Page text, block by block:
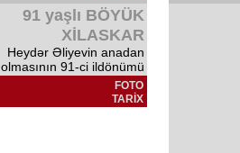
91 yaşlı BÖYÜK
XİLASKAR
Heydər Əliyevin anadan
olmasının 91-ci ildönümü
FOTO
TARİX